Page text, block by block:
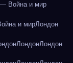
Война и мир
и мирЛондон
ЛондонЛондон